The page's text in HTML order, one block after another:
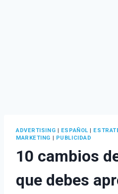
ADVERTISING | ESPAÑOL |
MARKETING | PUBLICIDAD
10 cambios
que debes